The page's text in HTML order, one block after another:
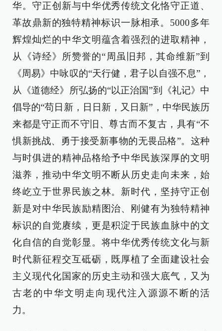
华。守正创新与中华优秀传统文化恪守正道、
革故鼎新的独特精神标识一脉相承。5000多年
辉煌灿烂的中华文明蕴含着强烈的进取精神，
从《诗经》所赞誉的“周虽旧邦，其命维新”到
《周易》中咏叹的“天行健，君子以自强不息”，
从《道德经》所弘扬的“以正治国”到《礼记》中
倡导的“苟日新，日日新，又日新”，中华民族历
来都是守正而不守旧、尊古而不复古，具有“不
惧新挑战、勇于接受新事物的无畏品格”。这种
与时俱进的精神品格给予中华民族深厚的文明
滋养，推动中华文明不断从历史走向未来，始
终屹立于世界民族之林。新时代，坚持守正创
新是对中华民族励精图治、刚健有为独特精神
标识的自觉赓续，更是积淀于民族血脉中的文
化自信的自觉彰显。将中华优秀传统文化与新
时代新征程交互砥砺，既厚植了全面建设社会
主义现代化国家的历史主动和强大底气，又为
古老的中华文明走向现代注入源源不断的活
力。